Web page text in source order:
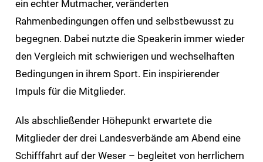
ein echter Mutmacher, veränderten
Rahmenbedingungen offen und selbstbewusst zu
begegnen. Dabei nutzte die Speakerin immer wieder
den Vergleich mit schwierigen und wechselhaften
Bedingungen in ihrem Sport. Ein inspirierender
Impuls für die Mitglieder.
Als abschließender Höhepunkt erwartete die
Mitglieder der drei Landesverbände am Abend eine
Schifffahrt auf der Weser – begleitet von herrlichem